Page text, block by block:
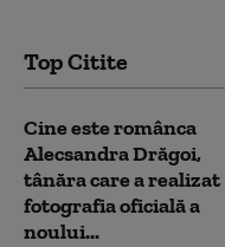
Top Citite
Cine este românca
Alecsandra Drăgoi,
tânăra care a realizat
fotografia oficială a
noului...